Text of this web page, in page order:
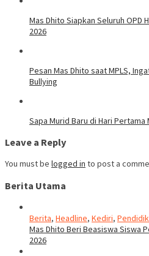
Mas Dhito Siapkan Seluruh OPD
2026
Pesan Mas Dhito saat MPLS,
Bullying
Sapa Murid Baru di Hari Pertama
Leave a Reply
You must be logged in to post a
Berita Utama
Berita, Headline, Kediri,
Mas Dhito Beri Beasiswa Siswa
2026